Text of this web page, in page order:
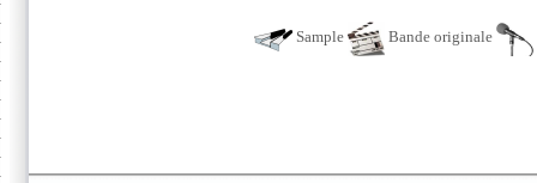
Sample Bande originale